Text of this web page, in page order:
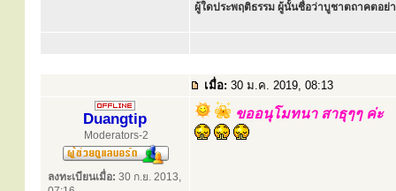
ผู้ใดประพฤติธรรม ผู้นั้นชื่อว่าบูชาตถาคตอย่า
เมื่อ: 30 ม.ค. 2019, 08:13
Duangtip
Moderators-2
ลงทะเบียนเมื่อ: 30 ก.ย. 2013,
ขออนุโมทนา สาธุๆๆ ค่ะ